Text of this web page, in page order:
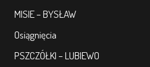
MISIE – BYSŁAW
Osiągnięcia
PSZCZÓŁKI – LUBIEWO